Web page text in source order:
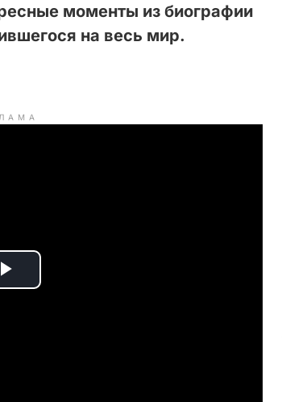
моменты из биографии
на весь мир.
P